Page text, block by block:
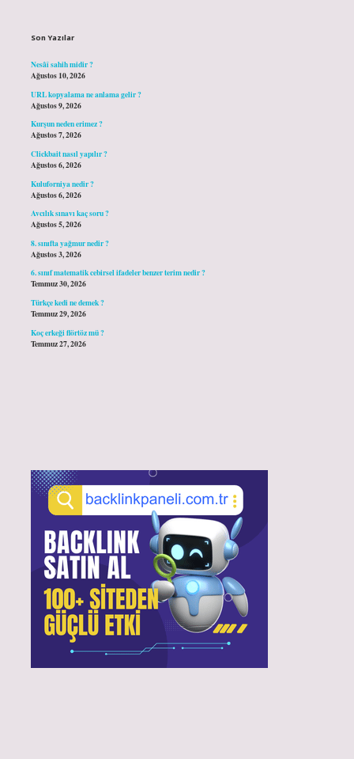
Son Yazılar
Nesâî sahih midir ?
Ağustos 10, 2026
URL kopyalama ne anlama gelir ?
Ağustos 9, 2026
Kurşun neden erimez ?
Ağustos 7, 2026
Clickbait nasıl yapılır ?
Ağustos 6, 2026
Kuluforniya nedir ?
Ağustos 6, 2026
Avcılık sınavı kaç soru ?
Ağustos 5, 2026
8. sınıfta yağmur nedir ?
Ağustos 3, 2026
6. sınıf matematik cebirsel ifadeler benzer terim nedir ?
Temmuz 30, 2026
Türkçe kedi ne demek ?
Temmuz 29, 2026
Koç erkeği flörtöz mü ?
Temmuz 27, 2026